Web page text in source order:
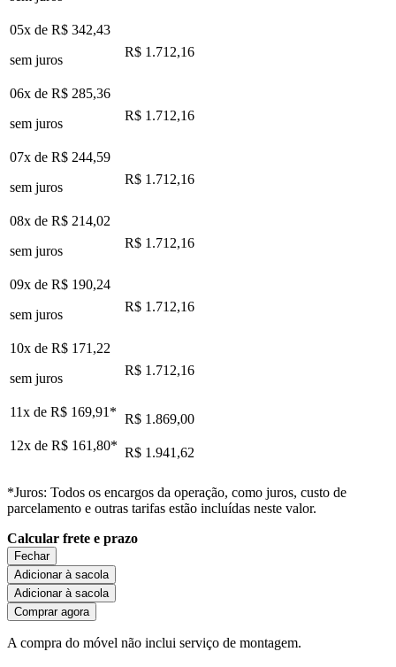
05x de R$ 342,43
sem juros
R$ 1.712,16
06x de R$ 285,36
sem juros
R$ 1.712,16
07x de R$ 244,59
sem juros
R$ 1.712,16
08x de R$ 214,02
sem juros
R$ 1.712,16
09x de R$ 190,24
sem juros
R$ 1.712,16
10x de R$ 171,22
sem juros
R$ 1.712,16
11x de R$ 169,91 * R$ 1.869,00
12x de R$ 161,80* R$ 1.941,62
*Juros: Todos os encargos da operação, como juros, custo de
parcelamento e outras tarifas estão incluídas neste valor.
Calcular frete e prazo
Fechar
Adicionar à sacola
Adicionar à sacola
Comprar agora
A compra do móvel não inclui serviço de montagem.